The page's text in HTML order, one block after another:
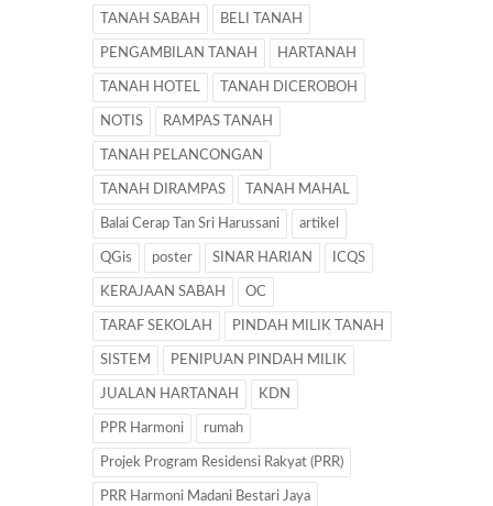
TANAH SABAH BELI TANAH
PENGAMBILAN TANAH HARTANAH
TANAH HOTEL TANAH DICEROBOH
NOTIS RAMPAS TANAH
TANAH PELANCONGAN
TANAH DIRAMPAS TANAH MAHAL
Balai Cerap Tan Sri Harussani artikel
QGis poster SINAR HARIAN ICQS
KERAJAAN SABAH OC
TARAF SEKOLAH PINDAH MILIK TANAH
SISTEM PENIPUAN PINDAH MILIK
JUALAN HARTANAH KDN
PPR Harmoni rumah
Projek Program Residensi Rakyat (PRR)
PRR Harmoni Madani Bestari Jaya